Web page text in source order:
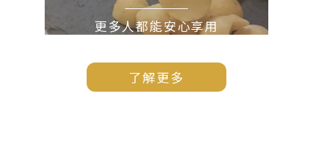
更多人都能安心享用
了解更多